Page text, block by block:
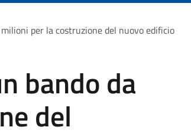
per la costruzione del nuovo edificio
bando da
del